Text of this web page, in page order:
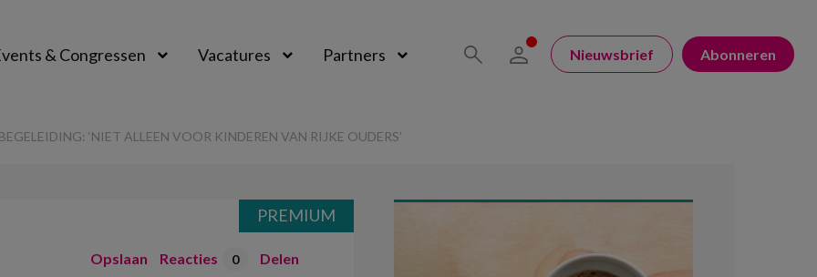
& Congressen Vacatures Partners Nieuwsbrief Abonneren
‘NIET ALLEEN VOOR KINDEREN VAN RIJKE OUDERS’
Opslaan Reacties 0 Delen
PREMIUM